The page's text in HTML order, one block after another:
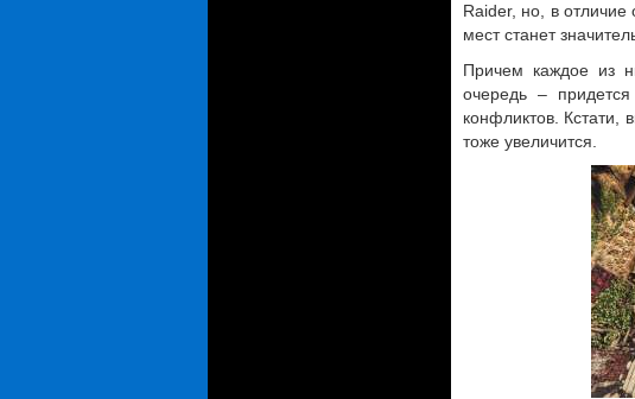
Raider, но, в
мест станет
Причем каждое из
очередь –
конфликтов. Кстати,
тоже увеличится.